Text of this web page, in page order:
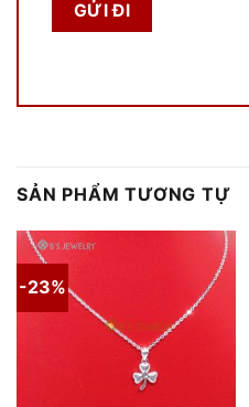
SẢN PHẨM TƯƠNG TỰ
-23%